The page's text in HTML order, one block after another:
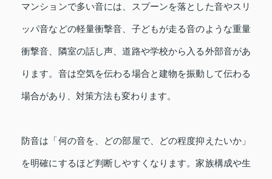
マンションで多い音には、スプーンを落とした音やスリ
ッパ音などの軽量衝撃音、子どもが走る音のような重量
衝撃音、隣室の話し声、道路や学校から入る外部音があ
ります。音は空気を伝わる場合と建物を振動して伝わる
場合があり、対策方法も変わります。
防音は「何の音を、どの部屋で、どの程度抑えたいか」
を明確にするほど判断しやすくなります。家族構成や生